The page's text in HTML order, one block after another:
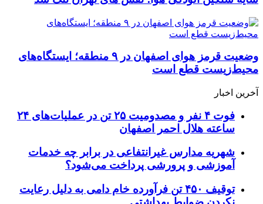
وضعیت قرمز هوای اصفهان در ۹ منطقه؛ ایستگاه‌های
محیط‌زیست قطع است
آخرین اخبار
فوت ۴ نفر و مصدومیت ۲۵ تن در عملیات‌های ۲۴
ساعته هلال احمر اصفهان
شهریه مدارس غیرانتفاعی در برابر چه خدمات
آموزشی و پرورشی پرداخت می‌شود؟
توقیف ۴۵۰ تن فرآورده خام دامی به دلیل رعایت